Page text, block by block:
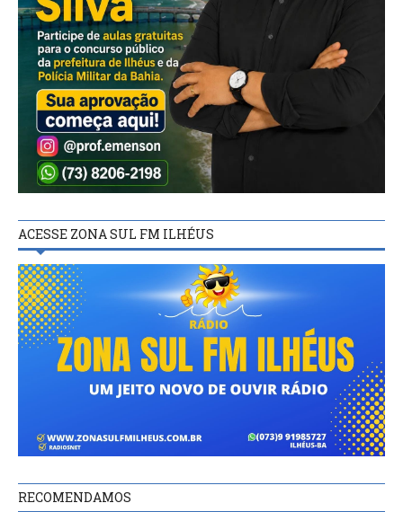
ACESSE ZONA SUL FM ILHÉUS
RECOMENDAMOS